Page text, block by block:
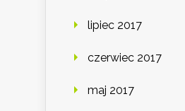
lipiec 2017
czerwiec 2017
maj 2017